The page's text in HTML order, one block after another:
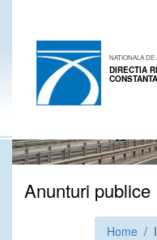
NATIONALA
DIRECTIA
CONSTANTA
Anunturi publice
Home /